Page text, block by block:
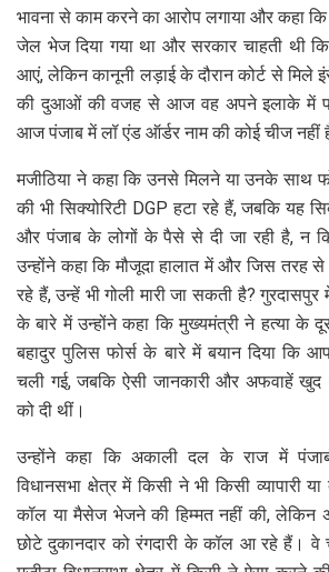
भावना से काम करने का आरोप लगाया और कहा
जेल भेज दिया गया था और सरकार चाहती थी
आएं, लेकिन कानूनी लड़ाई के दौरान कोर्ट से मिले
की दुआओं की वजह से आज वह अपने इलाके में
आज पंजाब में लॉ एंड ऑर्डर नाम की कोई चीज नहीं
मजीठिया ने कहा कि उनसे मिलने या उनके साथ
की भी सिक्योरिटी DGP हटा रहे हैं, जबकि यह
और पंजाब के लोगों के पैसे से दी जा रही है, न
उन्होंने कहा कि मौजूदा हालात में और जिस तरह
रहे हैं, उन्हें भी गोली मारी जा सकती है? गुरदासपुर
के बारे में उन्होंने कहा कि मुख्यमंत्री ने हत्या के
बहादुर पुलिस फोर्स के बारे में बयान दिया कि
चली गई, जबकि ऐसी जानकारी और अफवाहें खुद
को दी थीं।
उन्होंने कहा कि अकाली दल के राज में
विधानसभा क्षेत्र में किसी ने भी किसी व्यापारी
कॉल या मैसेज भेजने की हिम्मत नहीं की, लेकिन
छोटे दुकानदार को रंगदारी के कॉल आ रहे हैं। वे